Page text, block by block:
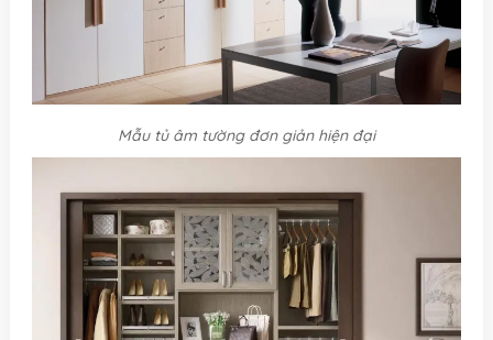
Mẫu tủ âm tường đơn giản hiện đại